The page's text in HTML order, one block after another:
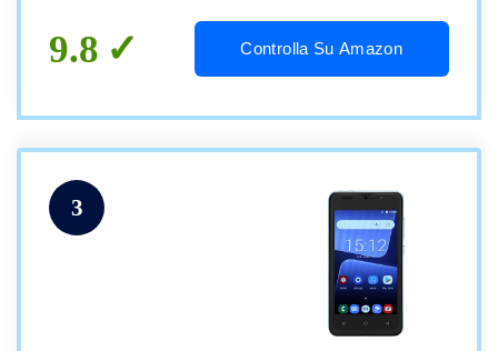
6(Nero)
9.8 Controlla Su Amazon
3